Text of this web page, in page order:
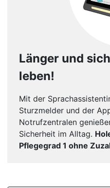
Länger und
leben!
Mit der
Sturzmelder und der
Notrufzentralen
Sicherheit im Alltag.
Pflegegrad 1 ohne